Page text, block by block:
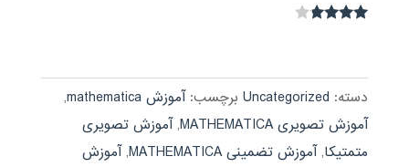
دسته: Uncategorized برچسب:آموزش mathematica
,
آموزش تصویری MATHEMATICA
,آموزش تصویری
متمتیکا,آموزش تضمینی MATHEMATICA ,آموزش